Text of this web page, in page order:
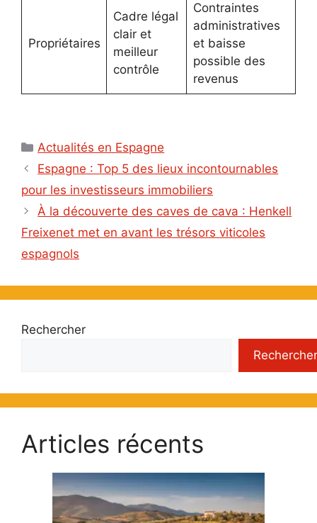
Propriétaires
Cadre légal
clair et
meilleur
contrôle
Contraintes
administratives
et baisse
possible des
revenus
Catégories
Actualités en Espagne
Espagne : Top 5 des lieux incontournables
pour les investisseurs immobiliers
À la découverte des caves de cava : Henkell
Freixenet met en avant les trésors viticoles
espagnols
Rechercher
Rechercher
Articles récents